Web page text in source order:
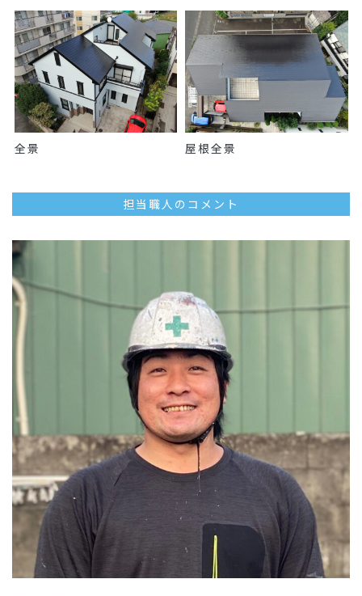
全景 屋根全景
担当職人のコメント